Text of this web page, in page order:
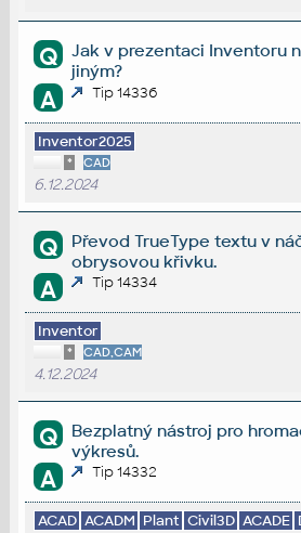
Q
Jak v prezentaci Inventoru
jiným?
A Tip 14336
Inventor2025
* CAD
6.12.2024
Q
Převod TrueType textu v
obrysovou křivku.
A Tip 14334
Inventor
* CAD,CAM
4.12.2024
Q
Bezplatný nástroj pro
výkresů.
A Tip 14332
ACAD ACADM Plant Civil3D ACADE